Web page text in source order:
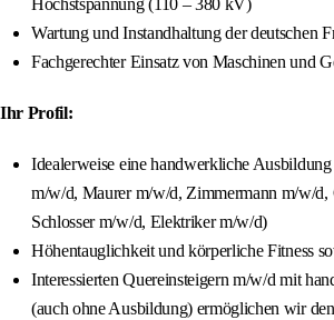
Höchstspannung (110 – 380 kV)
Wartung und Instandhaltung der deutschen
Fachgerechter Einsatz von Maschinen und
Ihr Profil:
Idealerweise eine handwerkliche
m/w/d, Maurer m/w/d, Zimmermann m/w/d,
Schlosser m/w/d, Elektriker m/w/d)
Höhentauglichkeit und körperliche Fitness
Interessierten Quereinsteigern m/w/d mit
(auch ohne Ausbildung) ermöglichen wir